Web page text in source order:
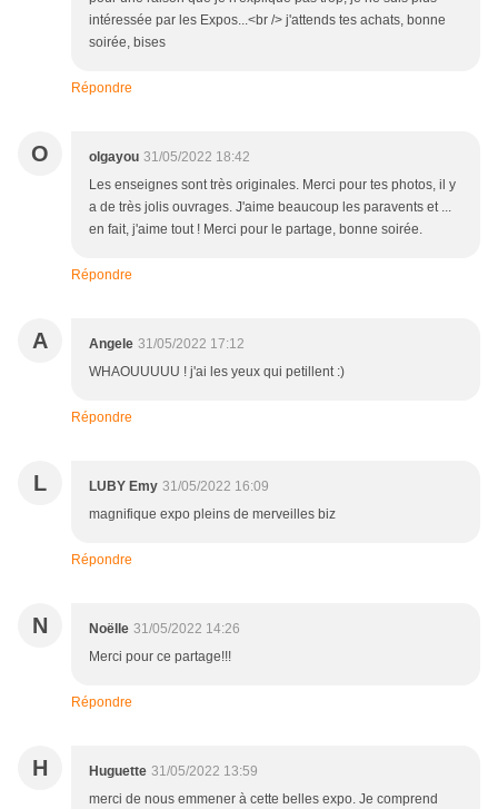
intéressée par les Expos...<br /> j'attends tes achats, bonne
soirée, bises
Répondre
O olgayou 31/05/2022 18:42
Les enseignes sont très originales. Merci pour tes photos, il y
a de très jolis ouvrages. J'aime beaucoup les paravents et ...
en fait, j'aime tout ! Merci pour le partage, bonne soirée.
Répondre
A Angele 31/05/2022 17:12
WHAOUUUUU ! j'ai les yeux qui petillent :)
Répondre
L LUBY Emy 31/05/2022 16:09
magnifique expo pleins de merveilles biz
Répondre
N Noëlle 31/05/2022 14:26
Merci pour ce partage!!!
Répondre
H Huguette 31/05/2022 13:59
merci de nous emmener à cette belles expo. Je comprend